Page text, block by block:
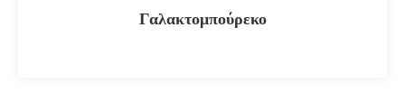
Γαλακτομπούρεκο